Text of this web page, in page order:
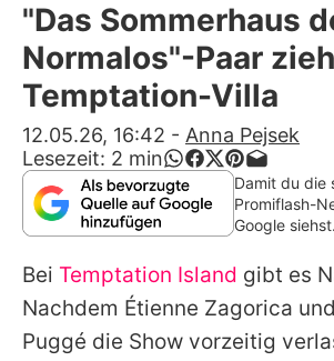
Stars
Filme & Serien
Lifestyle
Familie & Liebe
Promiflash Exklusiv
Alle Themen auf
Jobs
"Das Sommerhaus
Normalos"-Paar
Temptation-Villa
12.05.26, 16:42 - Anna Pejsek
Lesezeit: 2 min
Damit du die
Promiflash-
Google siehst.
Bei Temptation Island gibt es
Nachdem Étienne Zagorica und
Puggé die Show vorzeitig